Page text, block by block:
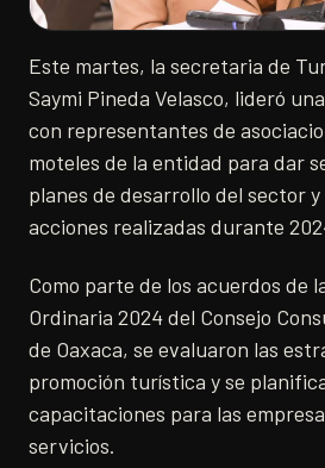
Este martes, la secretaria de
Saymi Pineda Velasco, lideró
con representantes de
moteles de la entidad para dar
planes de desarrollo del sector
acciones realizadas durante
Como parte de los acuerdos de
Ordinaria 2024 del Consejo
de Oaxaca, se evaluaron las
promoción turística y se
capacitaciones para las
servicios.